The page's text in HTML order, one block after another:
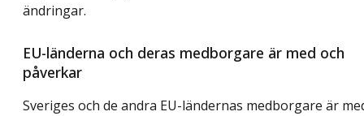
ändringar.
EU-länderna och deras medborgare är med och
påverkar
Sveriges och de andra EU-ländernas medborgare är